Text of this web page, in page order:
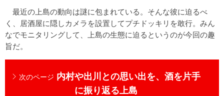
最近の上島の動向は謎に包まれている。そんな彼に迫るべ
く、居酒屋に隠しカメラを設置してプチドッキリを敢行。みん
なでモニタリングして、上島の生態に迫るというのが今回の趣
旨だ。
次のページ 内村や出川との思い出を、酒を片手
に振り返る上島